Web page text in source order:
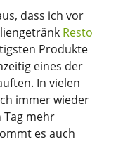
dass ich vor
Resto
Produkte
eines der
In vielen
immer wieder
Tag mehr
es auch